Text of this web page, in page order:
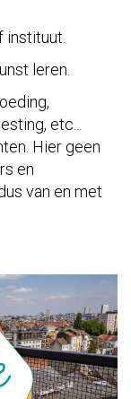
instituut.
leren.
etc...
Hier geen
en
van en met